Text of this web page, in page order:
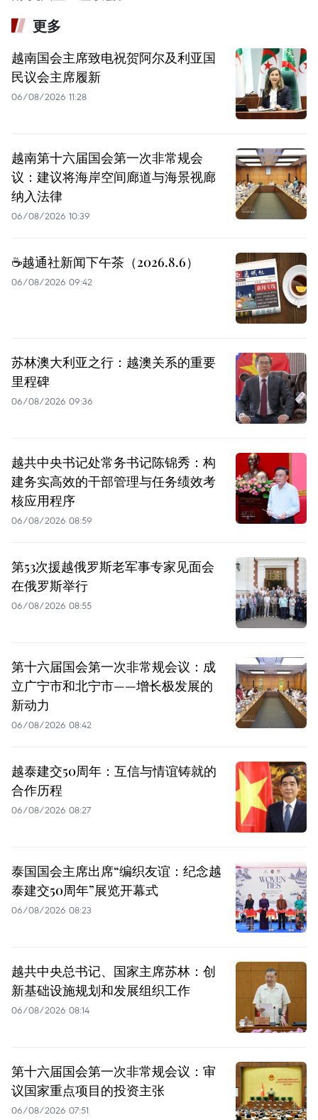
更多
越南国会主席致电祝贺阿尔及利亚国
民议会主席履新
06/08/2026 11:28
越南第十六届国会第一次非常规会
议：建议将海岸空间廊道与海景视廊
纳入法律
06/08/2026 10:39
☕️越通社新闻下午茶（2026.8.6）
06/08/2026 09:42
苏林澳大利亚之行：越澳关系的重要
里程碑
06/08/2026 09:36
越共中央书记处常务书记陈锦秀：构
建务实高效的干部管理与任务绩效考
核应用程序
06/08/2026 08:59
第53次援越俄罗斯老军事专家见面会
在俄罗斯举行
06/08/2026 08:55
第十六届国会第一次非常规会议：成
立广宁市和北宁市——增长极发展的
新动力
06/08/2026 08:42
越泰建交50周年：互信与情谊铸就的
合作历程
06/08/2026 08:27
泰国国会主席出席“编织友谊：纪念越
泰建交50周年”展览开幕式
06/08/2026 08:23
越共中央总书记、国家主席苏林：创
新基础设施规划和发展组织工作
06/08/2026 08:14
第十六届国会第一次非常规会议：审
议国家重点项目的投资主张
06/08/2026 07:51